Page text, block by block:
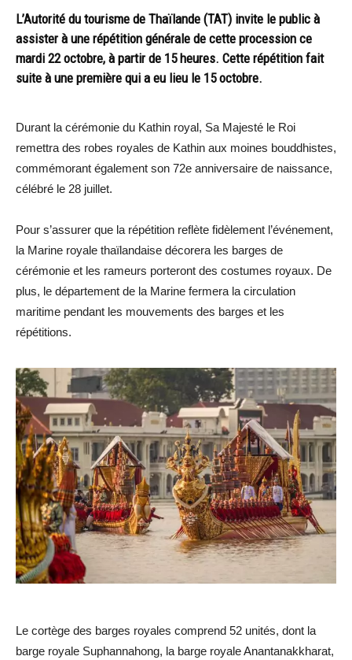
L’Autorité du tourisme de Thaïlande (TAT) invite le public à
assister à une répétition générale de cette procession ce
mardi 22 octobre, à partir de 15 heures. Cette répétition fait
suite à une première qui a eu lieu le 15 octobre.
Durant la cérémonie du Kathin royal, Sa Majesté le Roi
remettra des robes royales de Kathin aux moines bouddhistes,
commémorant également son 72e anniversaire de naissance,
célébré le 28 juillet.
Pour s’assurer que la répétition reflète fidèlement l’événement,
la Marine royale thaïlandaise décorera les barges de
cérémonie et les rameurs porteront des costumes royaux. De
plus, le département de la Marine fermera la circulation
maritime pendant les mouvements des barges et les
répétitions.
Le cortège des barges royales comprend 52 unités, dont la
barge royale Suphannahong, la barge royale Anantanakkharat,